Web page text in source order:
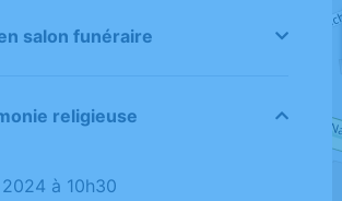
salon funéraire
religieuse
2024 à 10h30